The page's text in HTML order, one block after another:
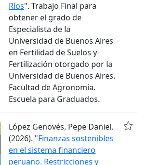
Ríos". Trabajo Final para
obtener el grado de
Especialista de la
Universidad de Buenos Aires
en Fertilidad de Suelos y
Fertilización otorgado por la
Universidad de Buenos Aires.
Facultad de Agronomía.
Escuela para Graduados.
López Genovés, Pepe Daniel.
(2026). "Finanzas sostenibles
en el sistema financiero
peruano. Restricciones y